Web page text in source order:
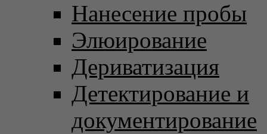
Нанесение пробы
Элюирование
Дериватизация
Детектирование и
документирование